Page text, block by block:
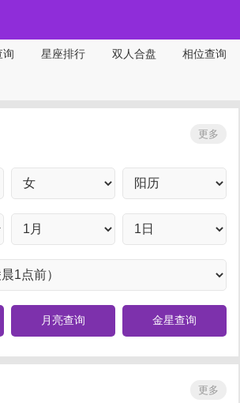
询 星座排行 双人合盘 相位查询
更多
月亮查询 金星查询
更多